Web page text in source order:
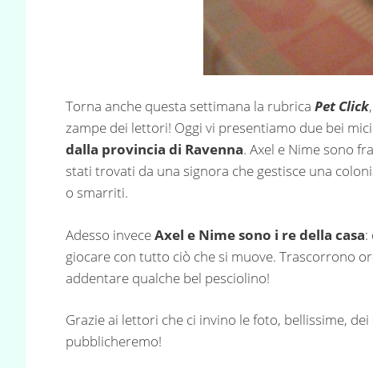
Torna anche questa settimana la rubrica Pet Click
zampe dei lettori! Oggi vi presentiamo due bei
dalla provincia di Ravenna. Axel e Nime sono
stati trovati da una signora che gestisce una
o smarriti.
Adesso inveceAxel e Nime sono i re della casa:
giocare con tutto ciò che si muove. Trascorrono
addentare qualche bel pesciolino!
Grazie ai lettori che ci invino le foto, bellissime,
pubblicheremo!